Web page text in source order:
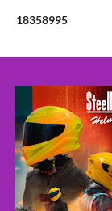
18358995